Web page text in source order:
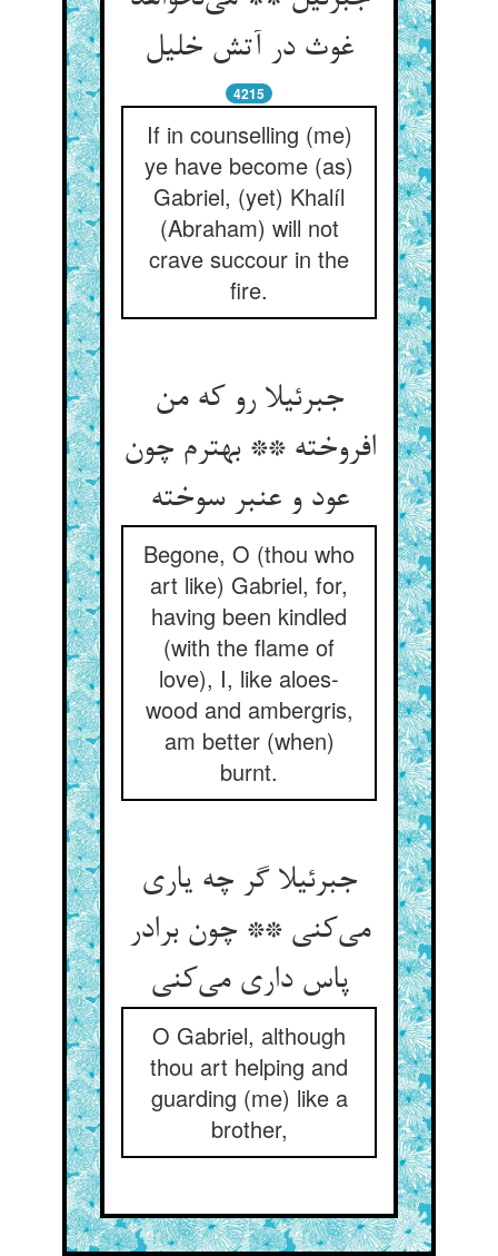
غوث در آتش خلیل
4215
If in counselling (me)
ye have become (as)
Gabriel, (yet) Khalíl
(Abraham) will not
crave succour in the
fire.
جبرئیلا رو که من
افروخته ** بهترم چون
عود و عنبر سوخته
Begone, O (thou who
art like) Gabriel, for,
having been kindled
(with the flame of
love), I, like aloes-
wood and ambergris,
am better (when)
burnt.
جبرئیلا گر چه یاری
می‌کنی ** چون برادر
پاس داری می‌کنی
O Gabriel, although
thou art helping and
guarding (me) like a
brother,